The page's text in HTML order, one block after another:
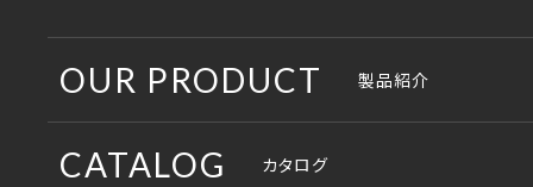
OUR PRODUCT 製品紹介
ワークスペース
CATALOG カタログ